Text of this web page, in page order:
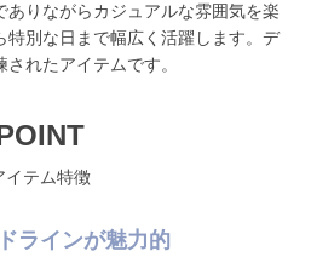
ありながらカジュアルな雰囲気を楽
特別な日まで幅広く活躍します。デ
れたアイテムです。
イテム特徴
ラインが魅力的